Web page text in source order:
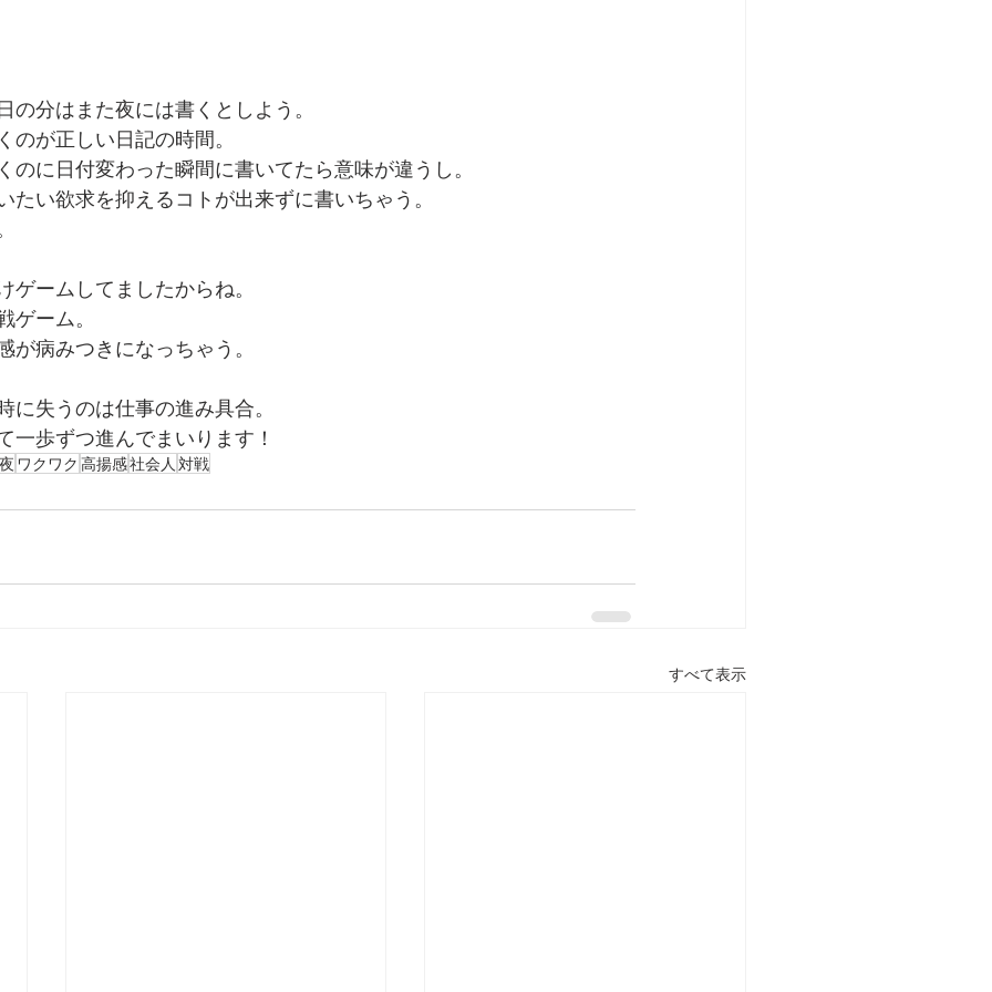
の分はまた夜には書くとしよう。
のが正しい日記の時間。
のに日付変わった瞬間に書いてたら意味が違うし。
たい欲求を抑えるコトが出来ずに書いちゃう。
ゲームしてましたからね。
ーム。
が病みつきになっちゃう。
に失うのは仕事の進み具合。
一歩ずつ進んでまいります！
ワクワク 高揚感社会人 対戦
すべて表示